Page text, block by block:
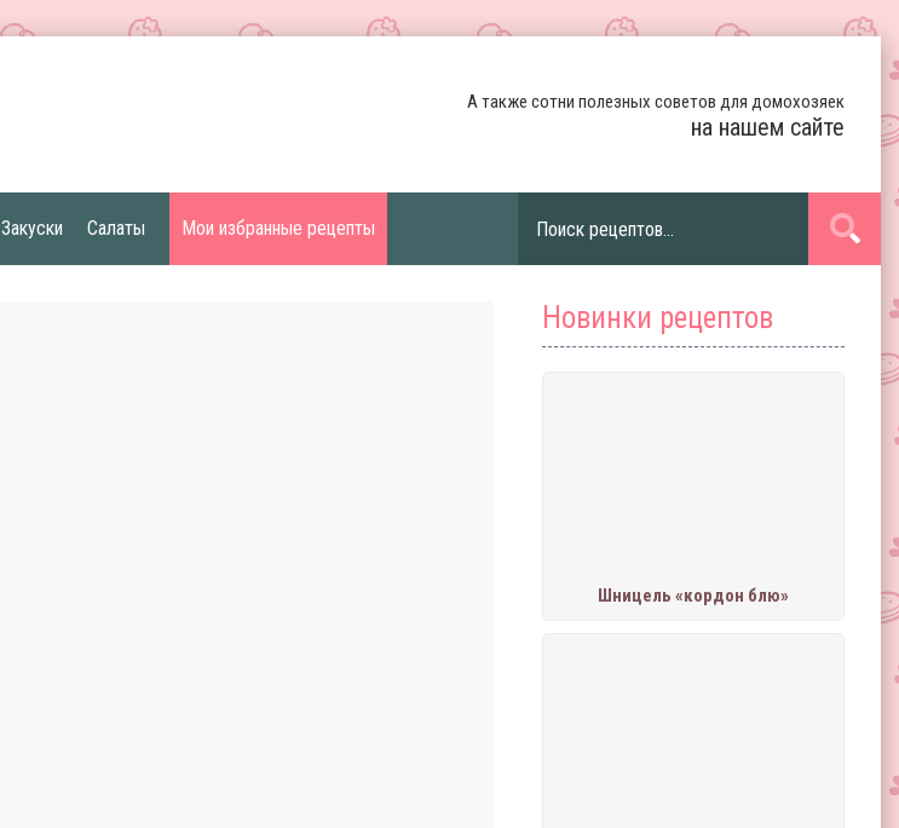
А также сотни полезных советов для домохозяек
на нашем сайте
Закуски Салаты Мои избранные рецепты
Новинки рецептов
Шницель «кордон блю»